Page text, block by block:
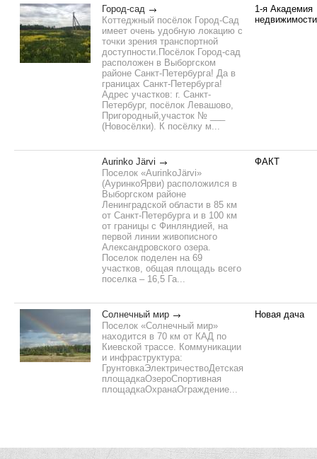
Город-сад
Коттеджный посёлок Город-Сад
имеет очень удобную локацию с
точки зрения транспортной
доступности.Посёлок Город-сад
расположен в Выборгском
районе Санкт-Петербурга! Да в
границах Санкт-Петербурга!
Адрес участков: г. Санкт-
Петербург, посёлок Левашово,
Пригородный,участок № ___
(Новосёлки). К посёлку м...
1-я Академия
недвижимости
Aurinko Järvi
Поселок «AurinkoJärvi»
(АуринкоЯрви) расположился в
Выборгском районе
Ленинградской области в 85 км
от Санкт-Петербурга и в 100 км
от границы с Финляндией, на
первой линии живописного
Александровского озера.
Поселок поделен на 69
участков, общая площадь всего
поселка – 16,5 Га...
ФАКТ
Солнечный мир
Поселок «Солнечный мир»
находится в 70 км от КАД по
Киевской трассе. Коммуникации
и инфраструктура:
ГрунтовкаЭлектричествоДетская
площадкаОзероСпортивная
площадкаОхранаОграждение...
Новая дача